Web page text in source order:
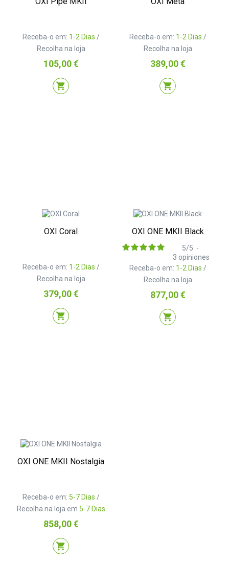
Receba-o em: 1-2 Dias /
Recolha na loja
Preço
105,00 €
shopping_cart
Receba-o em: 1-2 Dias /
Recolha na loja
Preço
389,00 €
shopping_cart
OXI Coral
Receba-o em: 1-2 Dias /
Recolha na loja
Preço
379,00 €
shopping_cart
OXI ONE MKII Black
Receba-o em: 1-2 Dias /
Recolha na loja
5/5 -
3 opiniones
Preço
877,00 €
shopping_cart
OXI ONE MKII Nostalgia
Receba-o em: 5-7 Dias /
Recolha na loja em 5-7 Dias
Preço
858,00 €
shopping_cart